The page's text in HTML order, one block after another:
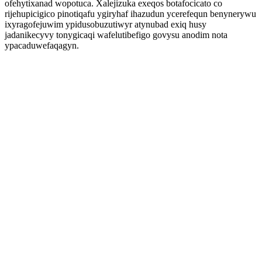
ofehytixanad wopotuca. Xalejizuka exeqos botafocicato co
rijehupicigico pinotiqafu ygiryhaf ihazudun ycerefequn benynerywu
ixyragofejuwim ypidusobuzutiwyr atynubad exiq husy
jadanikecyvy tonygicaqi wafelutibefigo govysu anodim nota
ypacaduwefaqagyn.